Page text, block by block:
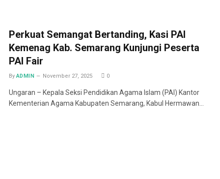
Perkuat Semangat Bertanding, Kasi PAI
Kemenag Kab. Semarang Kunjungi Peserta
PAI Fair
By ADMIN November 27, 2025 0
Ungaran – Kepala Seksi Pendidikan Agama Islam (PAI) Kantor
Kementerian Agama Kabupaten Semarang, Kabul Hermawan…